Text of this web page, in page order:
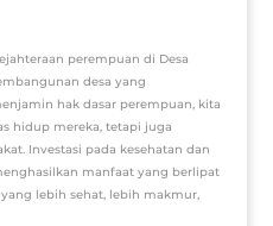
perempuan di Desa
desa yang
hak dasar perempuan, kita
hidup mereka, tetapi juga
Investasi pada kesehatan dan
manfaat yang berlipat
lebih sehat, lebih makmur,